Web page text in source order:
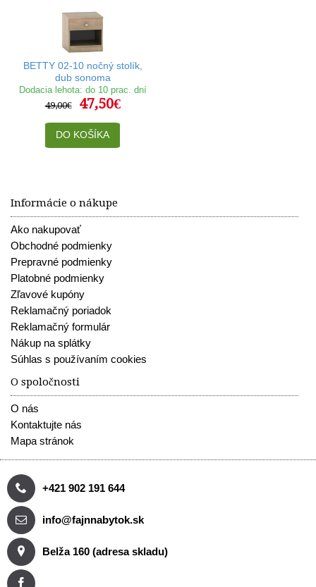
BETTY 02-10 nočný stolík,
dub sonoma
Dodacia lehota: do 10 prac. dní
49,00€
47,50€
DO KOŠÍKA
Informácie o nákupe
Ako nakupovať
Obchodné podmienky
Prepravné podmienky
Platobné podmienky
Zľavové kupóny
Reklamačný poriadok
Reklamačný formulár
Nákup na splátky
Súhlas s používaním cookies
O spoločnosti
O nás
Kontaktujte nás
Mapa stránok
+421 902 191 644
info@fajnnabytok.sk
Belža 160 (adresa skladu)